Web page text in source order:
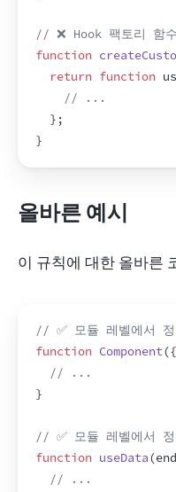
// ❌ Hook 팩토리 함수
function
return function
// ...
} ;
}
올바른 예시
이 규칙에 대한 올바른
// ✅ 모듈 레벨에서 정
function Component({
// ...
}
// ✅ 모듈 레벨에서 정
function useData(
// ...